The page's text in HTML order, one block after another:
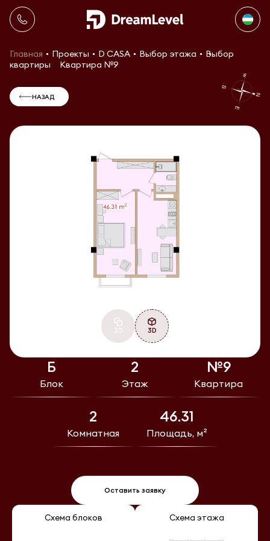
Главная Проекты D CASA Выбор этажа
Выбор
квартиры
Квартира №9
Б
Блок
2
Этаж
№9
Квартира
2
Комнатная
46.31
Площадь, м²
Оставить заявку
2D 3D
Схема блоков Схема этажа
НАЗАД